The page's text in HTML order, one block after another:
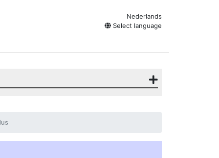
Nederlands
Select language